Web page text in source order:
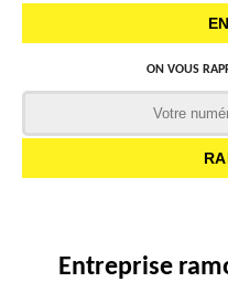
ON VOUS
Entreprise